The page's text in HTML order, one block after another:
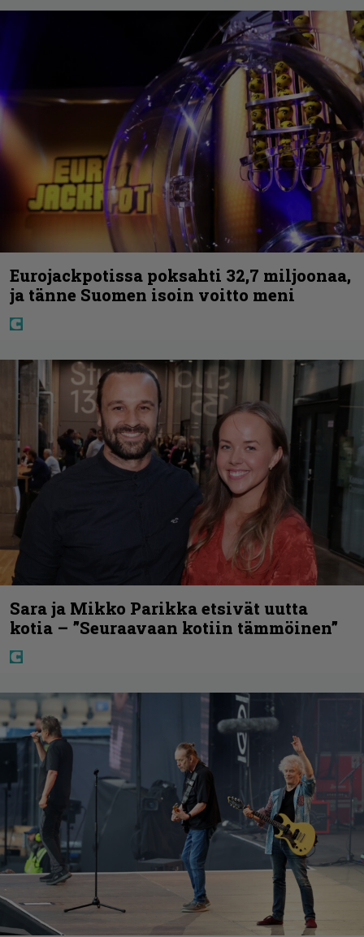
Eurojackpotissa poksahti 32,7 miljoonaa,
ja tänne Suomen isoin voitto meni
Sara ja Mikko Parikka etsivät uutta
kotia – ”Seuraavaan kotiin tämmöinen”